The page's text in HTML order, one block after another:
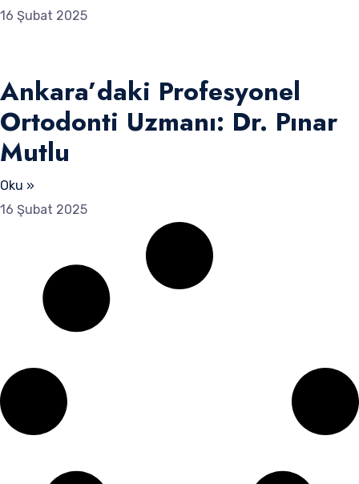
16 Şubat 2025
Ankara’daki Profesyonel
Ortodonti Uzmanı: Dr. Pınar
Mutlu
Oku »
16 Şubat 2025